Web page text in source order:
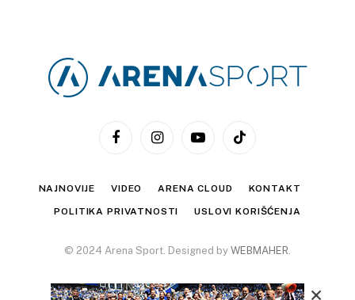
FacebookInstagramYouTubeTikTok
NAJNOVIJE VIDEO ARENA CLOUD KONTAKT
POLITIKA PRIVATNOSTI USLOVI KORIŠĆENJA
© 2024 Arena Sport. Designed by WEBMAHER